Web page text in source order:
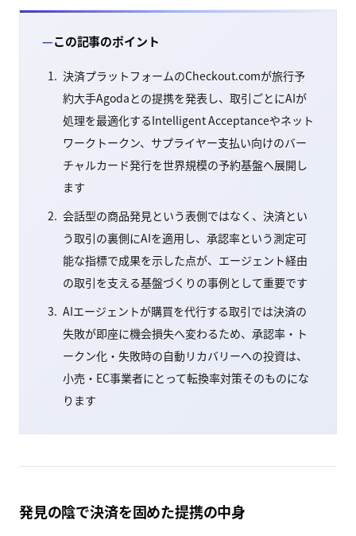
この記事のポイント
決済プラットフォームのCheckout.comが旅行予
約大手Agodaとの提携を発表し、取引ごとにAIが
処理を最適化するIntelligent Acceptanceやネット
ワークトークン、サプライヤー支払い向けのバー
チャルカード発行を世界規模の予約基盤へ展開し
ます
会話型の商品発見という表側ではなく、決済とい
う取引の裏側にAIを適用し、承認率という測定可
能な指標で成果を示した点が、エージェント経由
の取引を支える基盤づくりの事例として重要です
AIエージェントが購買を代行する取引では決済の
失敗が即座に機会損失へ変わるため、承認率・ト
ークン化・失敗時の自動リカバリーへの投資は、
小売・EC事業者にとって転換率対策そのものにな
ります
発見の陰で決済を固めた提携の中身